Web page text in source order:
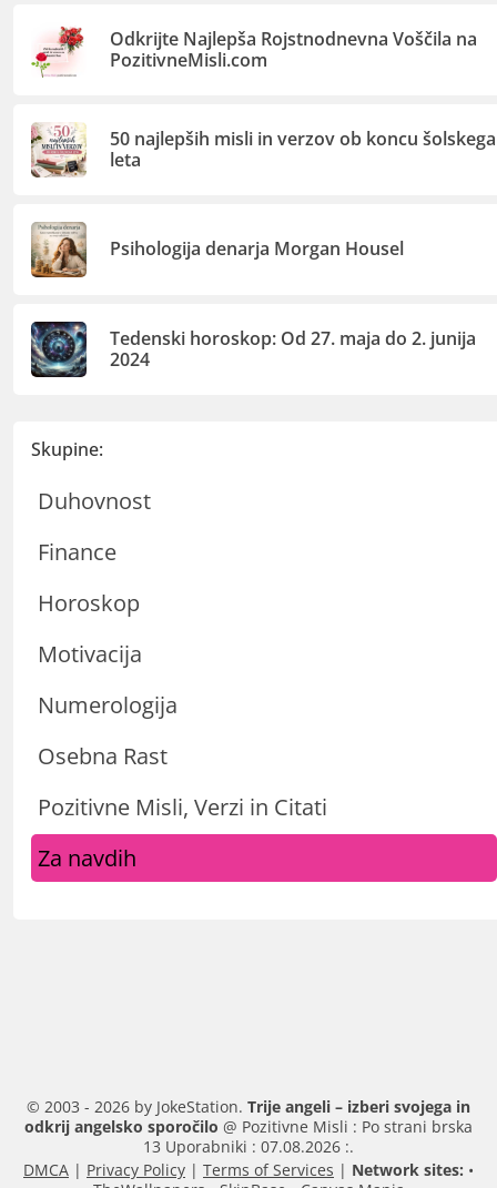
Odkrijte Najlepša Rojstnodnevna Voščila na
PozitivneMisli.com
50 najlepših misli in verzov ob koncu šolskega
leta
Psihologija denarja Morgan Housel
Tedenski horoskop: Od 27. maja do 2. junija
2024
Skupine:
Duhovnost
Finance
Horoskop
Motivacija
Numerologija
Osebna Rast
Pozitivne Misli, Verzi in Citati
Za navdih
© 2003 - 2026 by JokeStation. Trije angeli – izberi svojega in
odkrij angelsko sporočilo @ Pozitivne Misli : Po strani brska
13 Uporabniki : 07.08.2026 :.
DMCA | Privacy Policy | Terms of Services | Network sites: •